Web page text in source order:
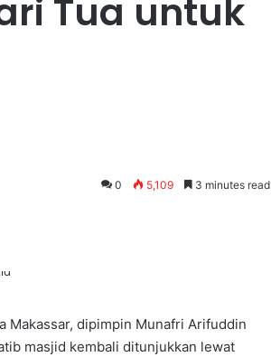
Tua untuk
0 5,109 3 minutes read
Makassar, dipimpin Munafri Arifuddin
masjid kembali ditunjukkan lewat